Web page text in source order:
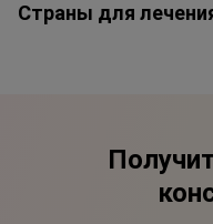
Страны для